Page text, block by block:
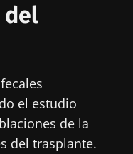
del
el estudio
de la
del trasplante.
para
el
Magazine" que